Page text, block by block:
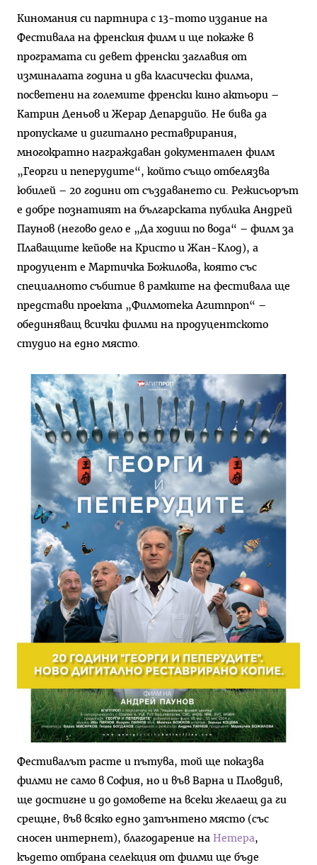
Киномания си партнира с 13-тото издание на
Фестивала на френския филм и ще покаже в
програмата си девет френски заглавия от
изминалата година и два класически филма,
посветени на големите френски кино актьори –
Катрин Деньов и Жерар Депардийо. Не бива да
пропускаме и дигитално реставрирания,
многократно награждаван документален филм
„Георги и пеперудите“, който също отбелязва
юбилей – 20 години от създаването си. Режисьорът
е добре познатият на българската публика Андрей
Паунов (негово дело е „Да ходиш по вода“ – филм за
Плаващите кейове на Кристо и Жан-Клод), а
продуцент е Мартичка Божилова, която със
специалното събитие в рамките на фестивала ще
представи проекта „Филмотека Агитпроп“ –
обединяващ всички филми на продуцентското
студио на едно място.
Фестивалът расте и пътува, той ще показва
филми не само в София, но и във Варна и Пловдив,
ще достигне и до домовете на всеки желаещ да ги
срещне, във всяко едно затънтено място (със
сносен интернет), благодарение на Нетера,
където отбрана селекция от филми ще бъде